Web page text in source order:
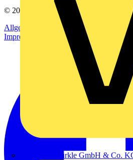
Alexander Bürkle GmbH & Co.
© 2002-
Voltimum
Allgemeine Geschäftsbedingungen
Impressum